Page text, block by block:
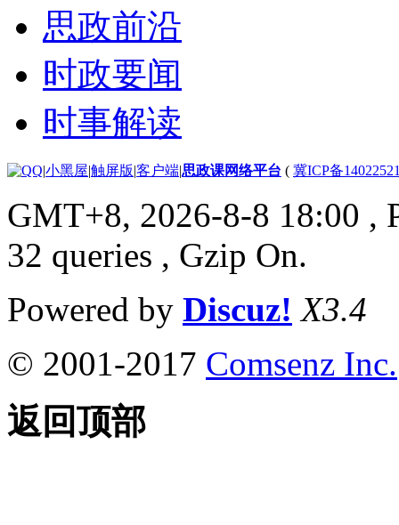
思政前沿
时政要闻
时事解读
|小黑屋|触屏版|客户端|思政课网络平台 ( 冀ICP备
GMT+8, 2026-8-8 18:00 ,
32 queries , Gzip On.
Powered by Discuz! X3.4
© 2001-2017 Comsenz Inc.
返回顶部